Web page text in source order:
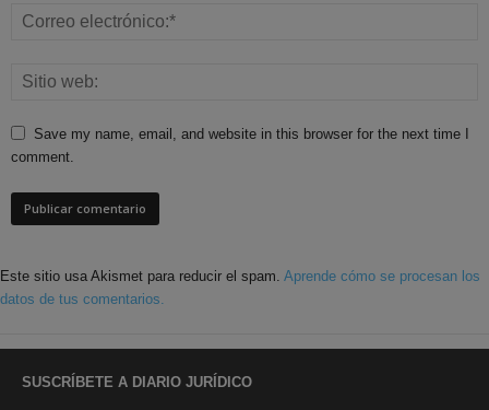
Save my name, email, and website in this browser for the next time I
comment.
Este sitio usa Akismet para reducir el spam. Aprende cómo se procesan los
datos de tus comentarios.
SUSCRÍBETE A DIARIO JURÍDICO